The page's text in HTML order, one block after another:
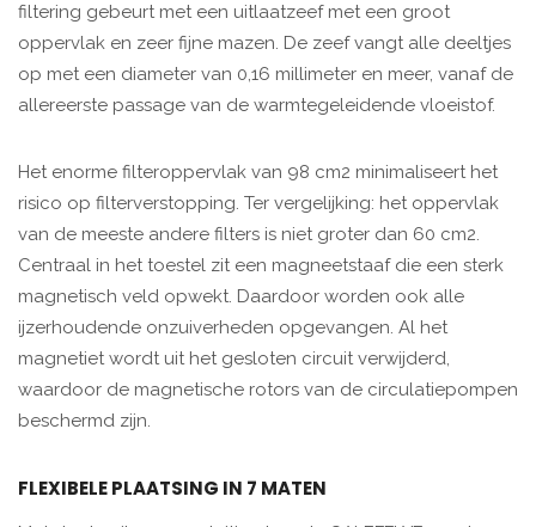
filtering gebeurt met een uitlaatzeef met een groot
oppervlak en zeer fijne mazen. De zeef vangt alle deeltjes
op met een diameter van 0,16 millimeter en meer, vanaf de
allereerste passage van de warmtegeleidende vloeistof.
Het enorme filteroppervlak van 98 cm2 minimaliseert het
risico op filterverstopping. Ter vergelijking: het oppervlak
van de meeste andere filters is niet groter dan 60 cm2.
Centraal in het toestel zit een magneetstaaf die een sterk
magnetisch veld opwekt. Daardoor worden ook alle
ijzerhoudende onzuiverheden opgevangen. Al het
magnetiet wordt uit het gesloten circuit verwijderd,
waardoor de magnetische rotors van de circulatiepompen
beschermd zijn.
FLEXIBELE PLAATSING IN 7 MATEN